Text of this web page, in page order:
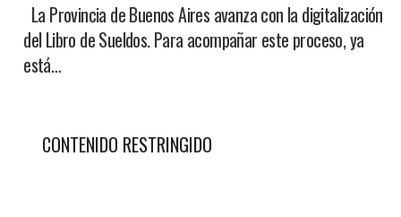
La Provincia de Buenos Aires avanza con la digitalización
del Libro de Sueldos. Para acompañar este proceso, ya
está…
CONTENIDO RESTRINGIDO